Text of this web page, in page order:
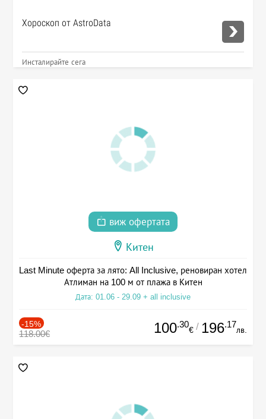
Хороскоп от AstroData
Инсталирайте сега
виж офертата
Китен
Last Minute оферта за лято: All Inclusive, реновиран хотел
Атлиман на 100 м от плажа в Китен
Дата: 01.06 - 29.09 + all inclusive
-15%
118.00€ 100.30
€ / 196.17
лв.